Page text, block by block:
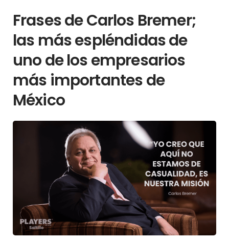
Frases de Carlos Bremer;
las más espléndidas de
uno de los empresarios
más importantes de
México